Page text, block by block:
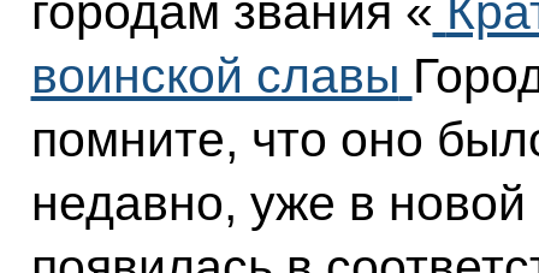
городам звания «
воинской славы
помните, что оно
недавно, уже в